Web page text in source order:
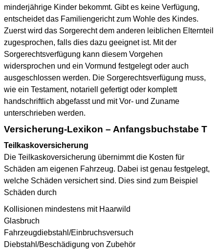
minderjährige Kinder bekommt. Gibt es keine Verfügung,
entscheidet das Familiengericht zum Wohle des Kindes.
Zuerst wird das Sorgerecht dem anderen leiblichen Elternteil
zugesprochen, falls dies dazu geeignet ist. Mit der
Sorgerechtsverfügung kann diesem Vorgehen
widersprochen und ein Vormund festgelegt oder auch
ausgeschlossen werden. Die Sorgerechtsverfügung muss,
wie ein Testament, notariell gefertigt oder komplett
handschriftlich abgefasst und mit Vor- und Zuname
unterschrieben werden.
Versicherung-Lexikon – Anfangsbuchstabe T
Teilkaskoversicherung
Die Teilkaskoversicherung übernimmt die Kosten für
Schäden am eigenen Fahrzeug. Dabei ist genau festgelegt,
welche Schäden versichert sind. Dies sind zum Beispiel
Schäden durch
Kollisionen mindestens mit Haarwild
Glasbruch
Fahrzeugdiebstahl/Einbruchsversuch
Diebstahl/Beschädigung von Zubehör